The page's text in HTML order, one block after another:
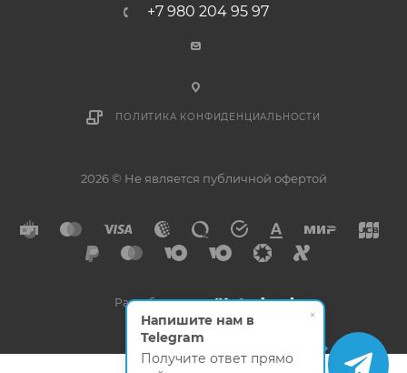
+7 980 204 95 97
ПОЛИТИКА КОНФИДЕНЦИАЛЬНОСТИ
2026 © Не является публичной офертой
Разработано в
×
Напишите нам в
Telegram
Получите ответ прямо